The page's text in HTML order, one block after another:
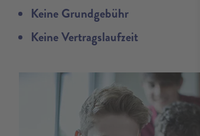
Keine Grundgebühr
Keine Vertragslaufzeit